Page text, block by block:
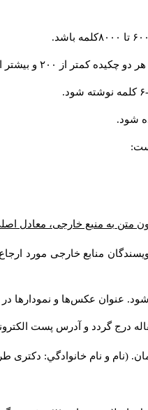
بیشتر از ۲۵۰ کلمه نباشد.
شود.
متن به منبع خارجی، معادل
منابع خارجی مورد
عنوان عکس‌ها و نمودارها در
درج گردد و آدرس پست
(نام و نام خانوادگي: دکتری